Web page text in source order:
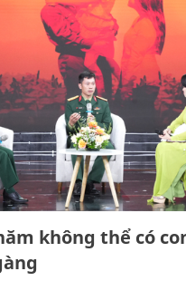
không thể có